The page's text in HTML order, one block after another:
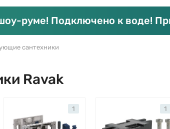
руме! Подключено к воде!
сантехники
Ravak
1 1